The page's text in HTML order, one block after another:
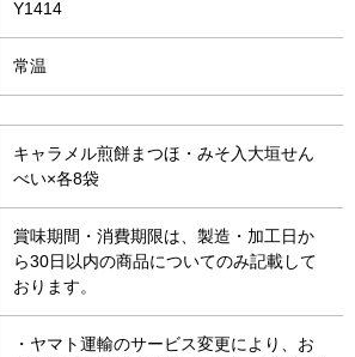
Y1414
常温
キャラメル煎餅まつほ・みそ入大垣せん
べい×各8袋
賞味期間・消費期限は、製造・加工日か
ら30日以内の商品についてのみ記載して
おります。
・ヤマト運輸のサービス変更により、お